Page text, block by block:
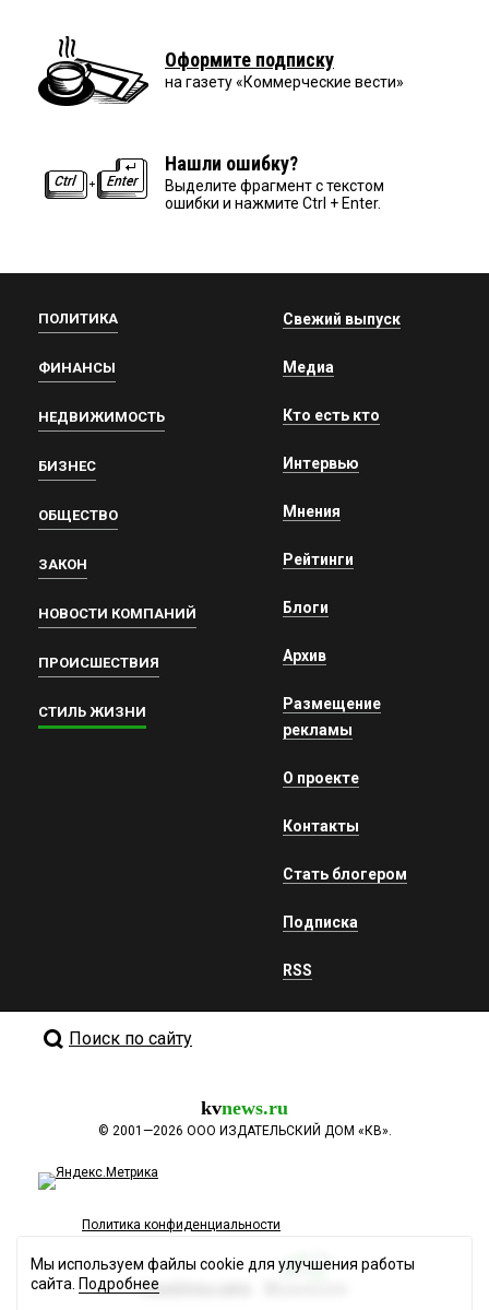
Оформите подписку
на газету «Коммерческие вести»
Нашли ошибку?
Выделите фрагмент с текстом
ошибки и нажмите Ctrl + Enter.
ПОЛИТИКА
ФИНАНСЫ
НЕДВИЖИМОСТЬ
БИЗНЕС
ОБЩЕСТВО
ЗАКОН
НОВОСТИ КОМПАНИЙ
ПРОИСШЕСТВИЯ
СТИЛЬ ЖИЗНИ
Свежий выпуск
Медиа
Кто есть кто
Интервью
Мнения
Рейтинги
Блоги
Архив
Размещение
рекламы
О проекте
Контакты
Стать блогером
Подписка
RSS
Поиск по сайту
kvnews.ru
© 2001—2026 ООО ИЗДАТЕЛЬСКИЙ ДОМ «КВ».
Политика конфиденциальности
Разработка сайта
Мы используем файлы cookie для улучшения работы
сайта. Подробнее